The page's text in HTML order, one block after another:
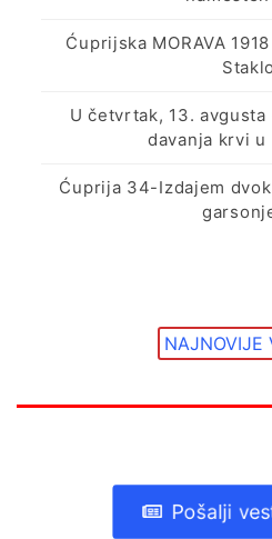
Ćuprijska MORAVA
Staklo
U četvrtak, 13.
davanja krvi u
Ćuprija 34-Izdajem
NAJNOVIJE
Pošalji